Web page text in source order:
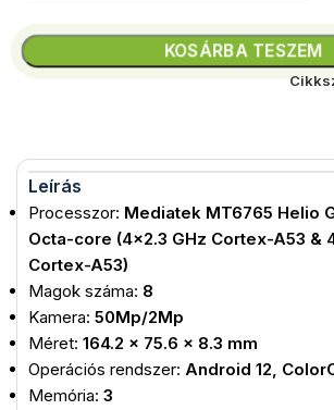
KOSÁRBA TESZEM
Leírás
Processzor: Mediatek MT6765 Helio
Octa-core (4×2.3 GHz Cortex-A53 &
Cortex-A53)
Magok száma: 8
Kamera: 50Mp/2Mp
Méret: 164.2 x 75.6 x 8.3 mm
Operációs rendszer: Android 12,
Memória: 3